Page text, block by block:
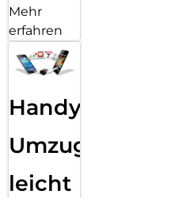
Mehr
erfahren
Handy
Umzug
leicht